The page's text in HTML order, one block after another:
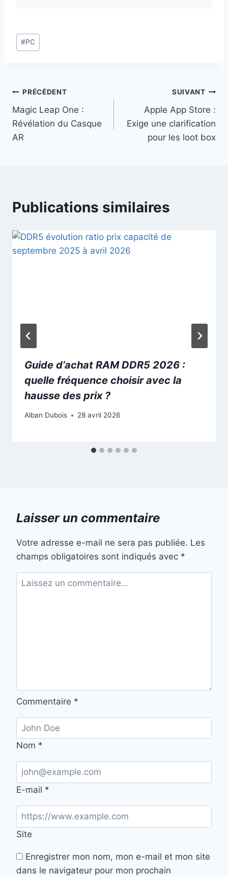
Étiquettes
de
#PC
Navigation
de
l’article
PRÉCÉDENT
Magic Leap One :
Révélation du Casque
AR
SUIVANT
Apple App Store :
Exige une clarification
pour les loot box
Publications similaires
Guide d’achat RAM DDR5 2026 :
quelle fréquence choisir avec la
hausse des prix ?
Alban Dubois 28 avril 2026
Laisser un commentaire
Votre adresse e-mail ne sera pas publiée. Les
champs obligatoires sont indiqués avec *
Commentaire *
Nom *
E-mail *
Site
Enregistrer mon nom, mon e-mail et mon site
dans le navigateur pour mon prochain